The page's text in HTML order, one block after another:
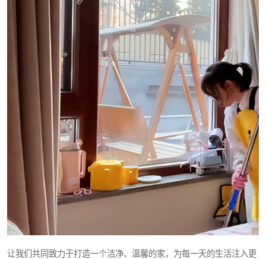
让我们共同致力于打造一个洁净、温馨的家，为每一天的生活注入更